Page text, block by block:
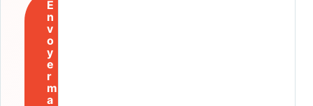
E
n
v
o
y
e
r
m
a